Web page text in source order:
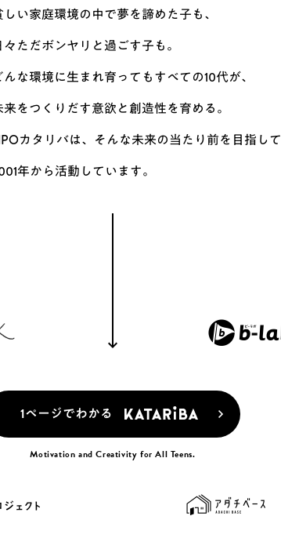
しい家庭環境の中で夢を諦めた子も、
々ただボンヤリと過ごす子も。
んな環境に生まれ育ってもすべての10代が、
来をつくりだす意欲と創造性を育める。
カタリバは、そんな未来の当たり前を目指して
年から活動しています。
1ページでわかる
Motivation and Creativity for All Teens.